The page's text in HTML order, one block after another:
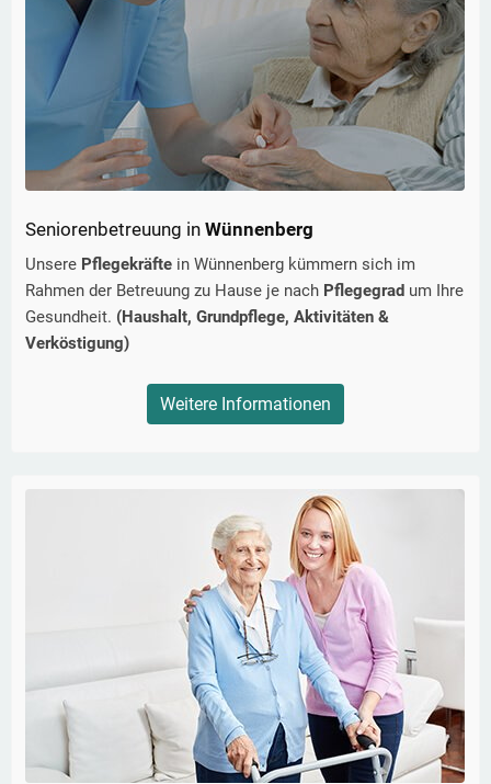
Seniorenbetreuung in Wünnenberg
Unsere Pflegekräfte in Wünnenberg kümmern sich im
Rahmen der Betreuung zu Hause je nach Pflegegrad um Ihre
Gesundheit. (Haushalt, Grundpflege, Aktivitäten &
Verköstigung)
Weitere Informationen